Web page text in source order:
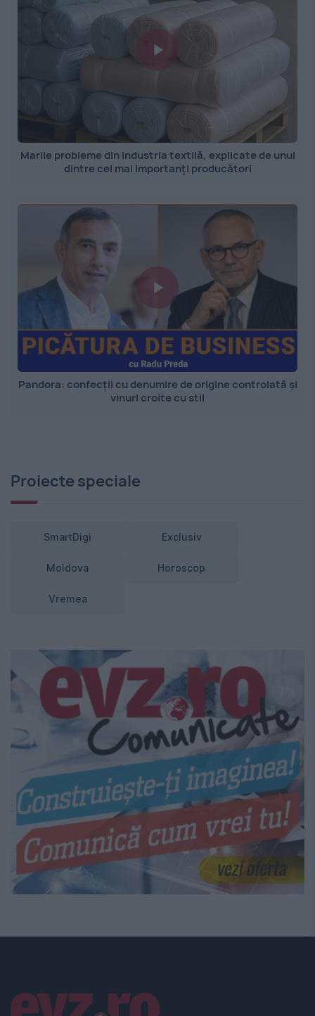
Marile probleme din industria textilă, explicate de unul
dintre cei mai importanți producători
Pandora: confecții cu denumire de origine controlată și
vinuri croite cu stil
Proiecte speciale
SmartDigi Exclusiv
Moldova Horoscop
Vremea
Linkuri utile